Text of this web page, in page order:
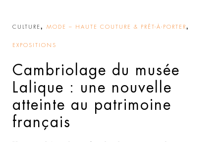
CULTURE , MODE – HAUTE COUTURE & PRÊT-À-PORTER,
EXPOSITIONS
Cambriolage du musée
Lalique : une nouvelle
atteinte au patrimoine
français